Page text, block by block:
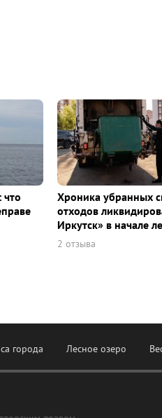
Хроника убранных
отходов
Иркутск» в начале
2 отзыва
города Лесное озеро